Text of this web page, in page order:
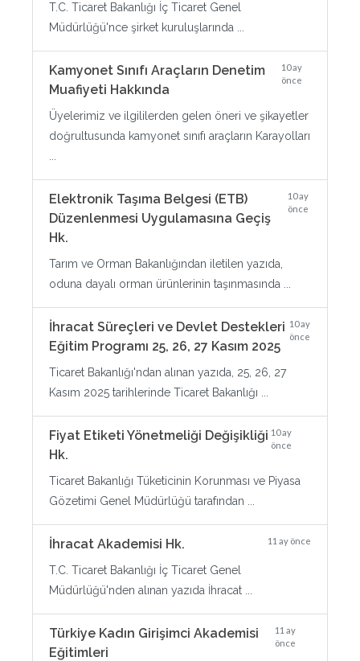
T.C. Ticaret Bakanlığı İç Ticaret Genel
Müdürlüğü'nce şirket kuruluşlarında ...
Kamyonet Sınıfı Araçların Denetim
Muafiyeti Hakkında
10 ay
önce
Üyelerimiz ve ilgililerden gelen öneri ve şikayetler
doğrultusunda kamyonet sınıfı araçların Karayolları
Elektronik Taşıma Belgesi (ETB)
Düzenlenmesi Uygulamasına Geçiş
Hk.
10 ay
önce
Tarım ve Orman Bakanlığından iletilen yazıda,
oduna dayalı orman ürünlerinin taşınmasında ...
İhracat Süreçleri ve Devlet Destekleri
Eğitim Programı 25, 26, 27 Kasım 2025
10 ay
önce
Ticaret Bakanlığı'ndan alınan yazıda, 25, 26, 27
Kasım 2025 tarihlerinde Ticaret Bakanlığı ...
Fiyat Etiketi Yönetmeliği Değişikliği
Hk.
10 ay
önce
Ticaret Bakanlığı Tüketicinin Korunması ve Piyasa
Gözetimi Genel Müdürlüğü tarafından ...
İhracat Akademisi Hk. 11 ay önce
T.C. Ticaret Bakanlığı İç Ticaret Genel
Müdürlüğü'nden alınan yazıda İhracat ...
Türkiye Kadın Girişimci Akademisi
Eğitimleri
11 ay
önce